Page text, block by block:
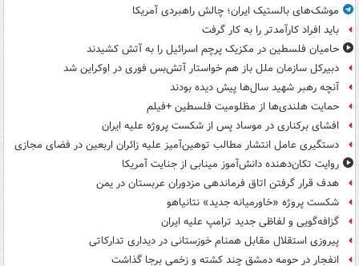
موشک‌های بالستیک ایران؛ چالش راهبردی آمریکا
باید افراد کارآمدتر را به کار گرفت
حامیان فلسطین در مکزیک پرچم اسرائیل را به آتش کشیدند
دبیرکل سازمان ملل باز هم خواستار آتش‌بس فوری در اوکراین شد
آنچه رهبر شهید سال‌ها پیش دیده بودند
حمایت هلندی‌ها از مظلومیت فلسطین +فیلم
افشای برکناری در موساد پس از شکست پروژه علیه ایران
دستگیری عامل انتشار مطالب توهین‌آمیز علیه زائران اربعین در فضای مجازی
روایت تکان‌دهنده دانش‌آموز مینابی از جنایت آمریکا
هدف قرار گرفتن اتاق‌ فرماندهی مزدوران عربستان در یمن
شکست پروژه «خاورمیانه جدید» نتانیاهو
گزافه‌گویی و لفاظی جدید ترامپ علیه ایران
پیروزی استقلال مقابل همنام خوزستانی در دیداری تدارکاتی
انفجار در حومه دمشق چند کشته و زخمی برجا گذاشت